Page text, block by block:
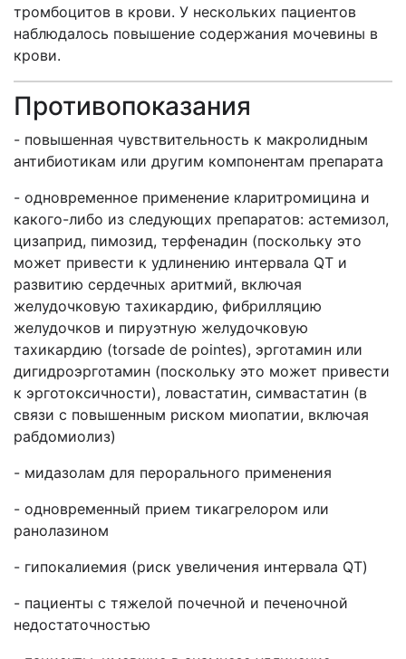
тромбоцитов в крови. У нескольких пациентов
наблюдалось повышение содержания мочевины в
крови.
Противопоказания
- повышенная чувствительность к макролидным
антибиотикам или другим компонентам препарата
- одновременное применение кларитромицина и
какого-либо из следующих препаратов: астемизол,
цизаприд, пимозид, терфенадин (поскольку это
может привести к удлинению интервала QT и
развитию сердечных аритмий, включая
желудочковую тахикардию, фибрилляцию
желудочков и пируэтную желудочковую
тахикардию (torsade de pointes), эрготамин или
дигидроэрготамин (поскольку это может привести
к эрготоксичности), ловастатин, симвастатин (в
связи с повышенным риском миопатии, включая
рабдомиолиз)
- мидазолам для перорального применения
- одновременный прием тикагрелором или
ранолазином
- гипокалиемия (риск увеличения интервала QT)
- пациенты с тяжелой почечной и печеночной
недостаточностью